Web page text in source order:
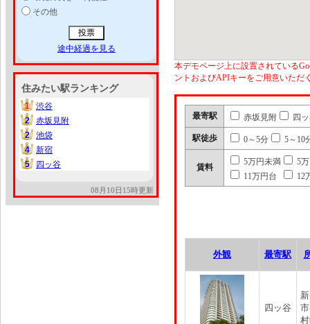
その他
途中経過を見る
住みたい駅ランキング
1
1
渋谷
2
2
赤坂見附
2
2
池袋
4
4
新宿
5
5 四ッ谷
08月10日15時更新
本デモページ上に設置されている
ントおよびAPIキーをご用意いただ
最寄駅 赤坂見附 四
駅徒歩 0～5分 5～10
賃料
5万円未満
5
11万円台
12
外観 最寄駅
四ッ谷